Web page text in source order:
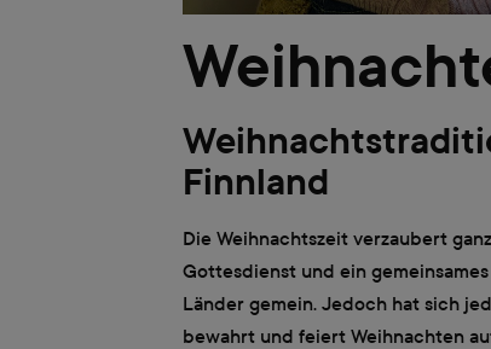
Finnland
Die Weihnachtszeit verzaubert
Gottesdienst und ein
Länder gemein. Jedoch hat sich
bewahrt und feiert Weihnachten